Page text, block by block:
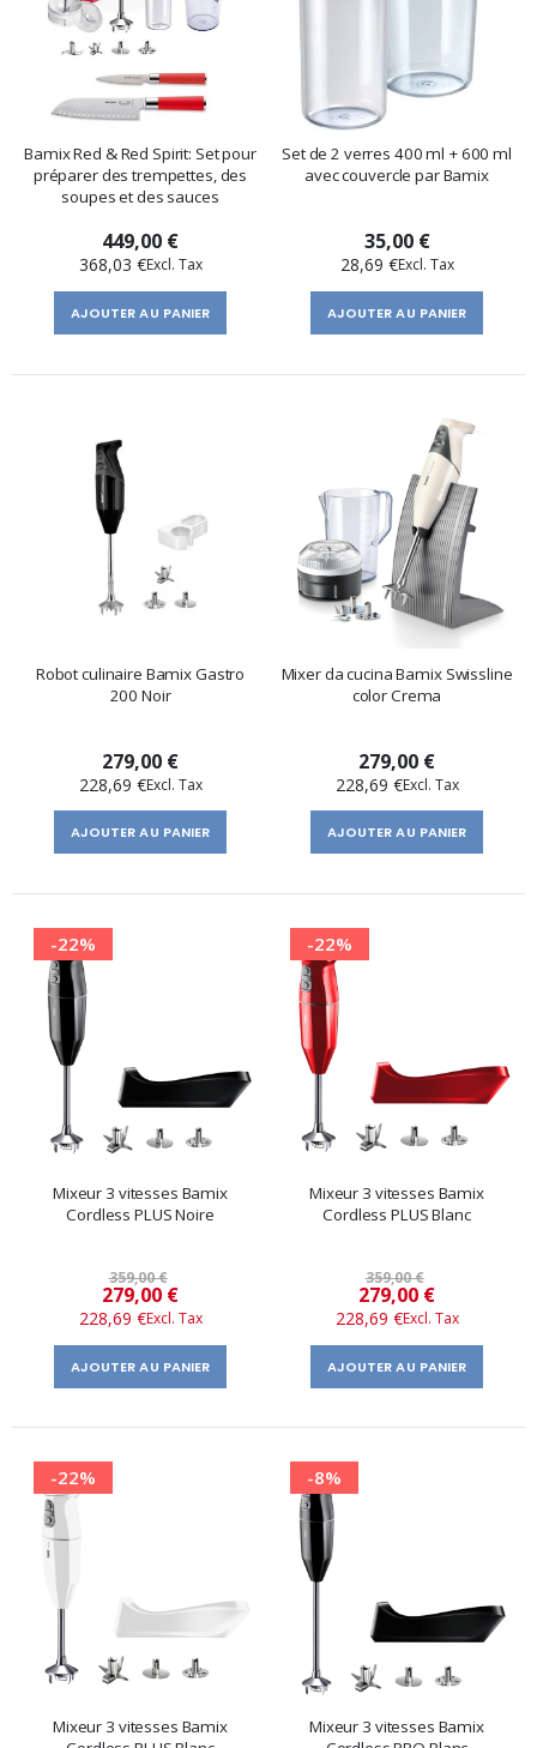
Bamix Red & Red Spirit: Set pour
préparer des trempettes, des
soupes et des sauces
449,00 €
368,03 €
AJOUTER AU PANIER
Set de 2 verres 400 ml + 600 ml
avec couvercle par Bamix
35,00 €
28,69 €
AJOUTER AU PANIER
Robot culinaire Bamix Gastro
200 Noir
279,00 €
228,69 €
AJOUTER AU PANIER
Mixer da cucina Bamix Swissline
color Crema
279,00 €
228,69 €
AJOUTER AU PANIER
-22%
Mixeur 3 vitesses Bamix
Cordless PLUS Noire
359,00 €
Prix
spécial
279,00 €
228,69 €
AJOUTER AU PANIER
-22%
Mixeur 3 vitesses Bamix
Cordless PLUS Blanc
359,00 €
Prix
spécial
279,00 €
228,69 €
AJOUTER AU PANIER
-22%
Mixeur 3 vitesses Bamix
-8%
Mixeur 3 vitesses Bamix